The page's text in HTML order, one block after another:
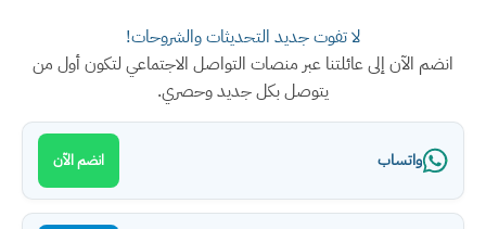
لا تفوت جديد التحديثات والشروحات!
انضم الآن إلى عائلتنا عبر منصات التواصل الاجتماعي لتكون أول من
يتوصل بكل جديد وحصري.
واتساب انضم الآن